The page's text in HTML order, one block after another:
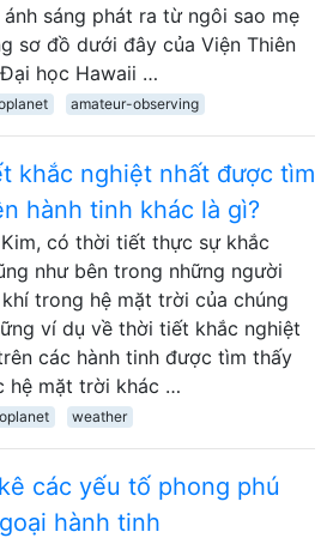
ánh sáng phát ra từ ngôi sao mẹ
sơ đồ dưới đây của Viện Thiên
học Hawaii …
amateur-observing
khắc nghiệt nhất được tìm
hành tinh khác là gì?
có thời tiết thực sự khắc
như bên trong những người
trong hệ mặt trời của chúng
ví dụ về thời tiết khắc nghiệt
các hành tinh được tìm thấy
hệ mặt trời khác …
weather
các yếu tố phong phú
hành tinh